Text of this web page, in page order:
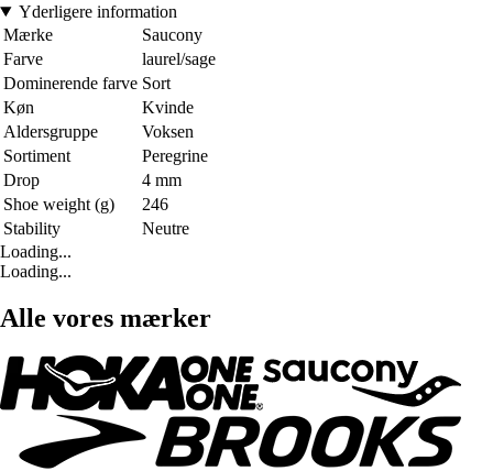
Yderligere information
Mærke
Saucony
Farve
laurel/sage
Dominerende farve Sort
Køn
Kvinde
Aldersgruppe
Voksen
Sortiment
Peregrine
Drop
4 mm
Shoe weight (g)
246
Stability
Neutre
Loading...
Loading...
Alle vores mærker